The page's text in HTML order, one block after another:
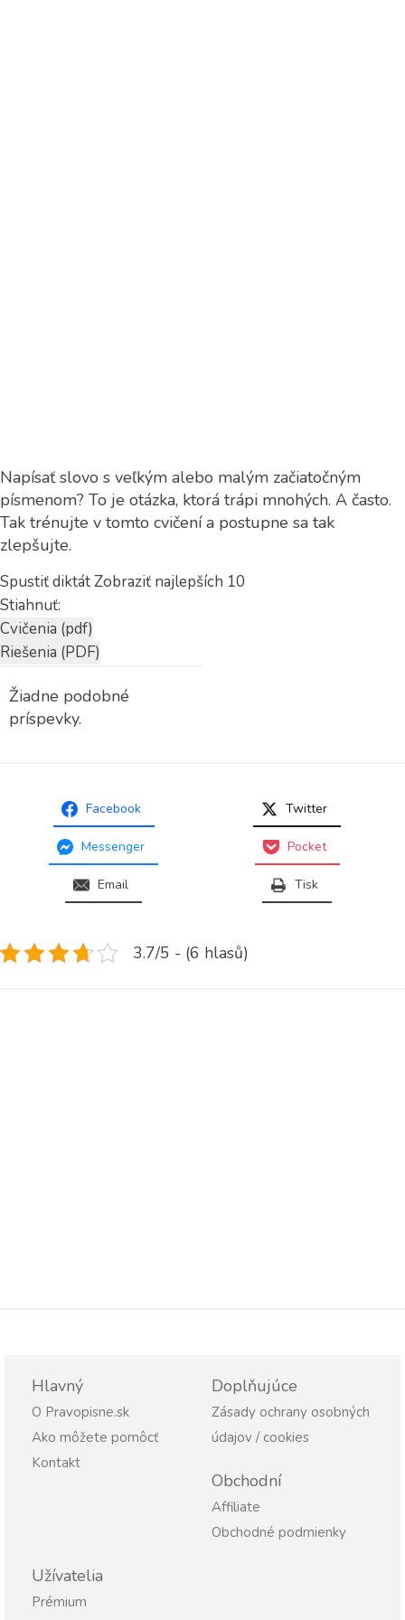
Napísať slovo s veľkým alebo malým začiatočným
písmenom? To je otázka, ktorá trápi mnohých. A často.
Tak trénujte v tomto cvičení a postupne sa tak
zlepšujte.
Spustiť diktátZobraziť najlepších 10
Stiahnuť:
Žiadne podobné
príspevky.
Facebook Twitter
Messenger Pocket
Email Tisk
3.7/5 - (6 hlasů)
Hlavný
O Pravopisne.sk
Ako môžete pomôcť
Kontakt
Doplňujúce
Zásady ochrany osobných
údajov / cookies
Obchodní
Affiliate
Obchodné podmienky
Užívatelia
Prémium